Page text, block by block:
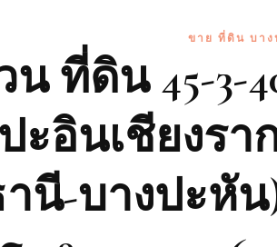
ขาย ที่ดิน บาง
ที่ดิน 45-3-
ะอินเชียงร
นี-บางปะหั